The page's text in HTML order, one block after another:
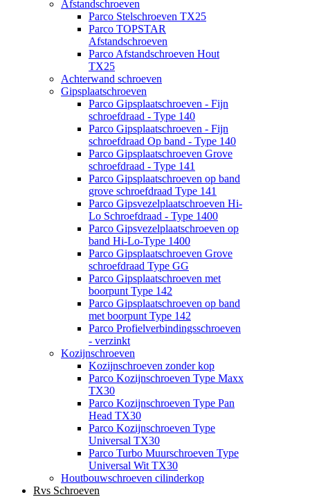
Afstandschroeven
Parco Stelschroeven TX25
Parco TOPSTAR
Afstandschroeven
Parco Afstandschroeven Hout
TX25
Achterwand schroeven
Gipsplaatschroeven
Parco Gipsplaatschroeven - Fijn
schroefdraad - Type 140
Parco Gipsplaatschroeven - Fijn
schroefdraad Op band - Type 140
Parco Gipsplaatschroeven Grove
schroefdraad - Type 141
Parco Gipsplaatschroeven op band
grove schroefdraad Type 141
Parco Gipsvezelplaatschroeven Hi-
Lo Schroefdraad - Type 1400
Parco Gipsvezelplaatschroeven op
band Hi-Lo-Type 1400
Parco Gipsplaatschroeven Grove
schroefdraad Type GG
Parco Gipsplaatschroeven met
boorpunt Type 142
Parco Gipsplaatschroeven op band
met boorpunt Type 142
Parco Profielverbindingsschroeven
- verzinkt
Kozijnschroeven
Kozijnschroeven zonder kop
Parco Kozijnschroeven Type Maxx
TX30
Parco Kozijnschroeven Type Pan
Head TX30
Parco Kozijnschroeven Type
Universal TX30
Parco Turbo Muurschroeven Type
Universal Wit TX30
Houtbouwschroeven cilinderkop
Rvs Schroeven